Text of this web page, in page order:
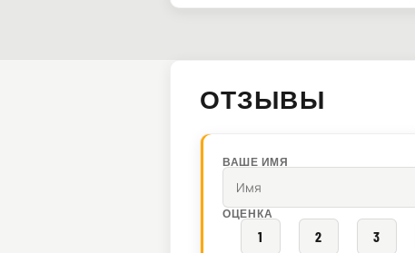
ОТЗЫВЫ
ВАШЕ ИМЯ
ОЦЕНКА
1 2 3